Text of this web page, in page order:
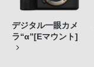
デジタル一眼カメ
ラ“α”[Eマウント]